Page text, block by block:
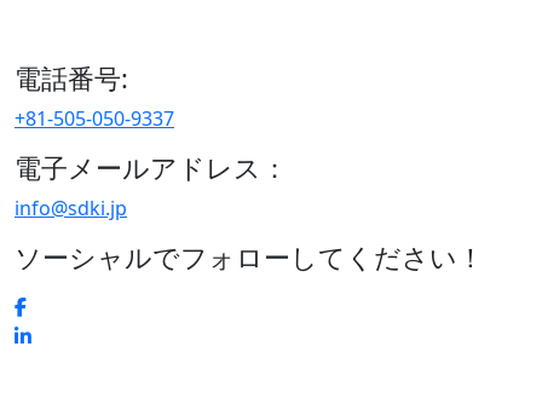
電話番号:
+81-505-050-9337
電子メールアドレス：
info@sdki.jp
ソーシャルでフォローしてください！